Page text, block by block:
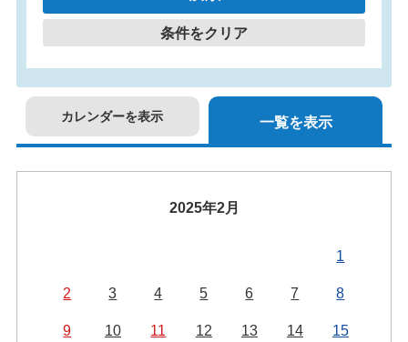
条件をクリア
カレンダーを表示 一覧を表示
2025年2月
1
2 3 4 5 6 7 8
9 10 11 12 13 14 15